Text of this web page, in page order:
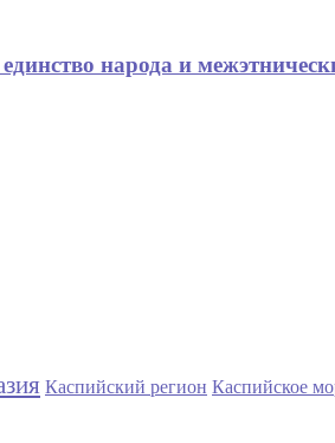
народа и
Каспийский регион Каспийское